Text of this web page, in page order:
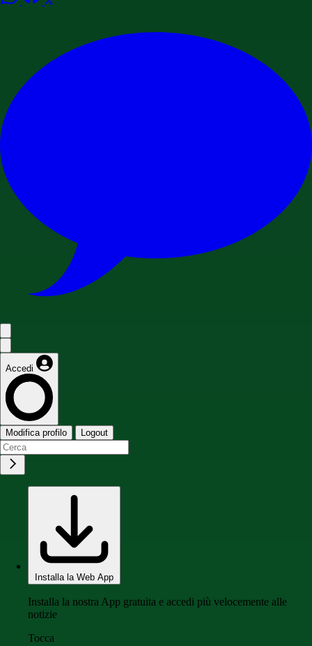
Accedi
Modifica profilo Logout
Installa la Web App
Installa la nostra App gratuita e accedi più velocemente alle
notizie
Tocca